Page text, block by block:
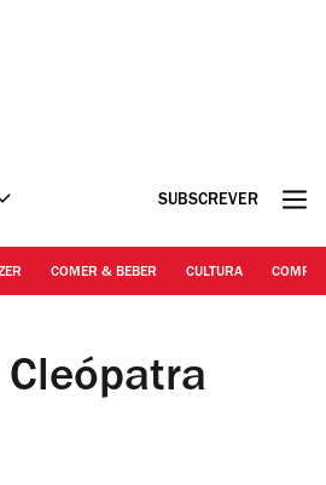
SUBSCREVER
COMER & BEBER CULTURA
de Manuel Jerónimo, na Boutique